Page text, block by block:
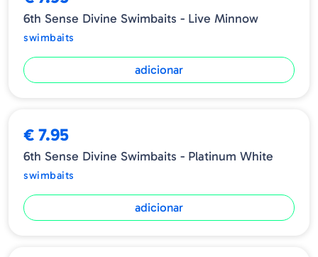
6th Sense Divine Swimbaits - Live Minnow
swimbaits
adicionar
€ 7.95
6th Sense Divine Swimbaits - Platinum White
swimbaits
adicionar